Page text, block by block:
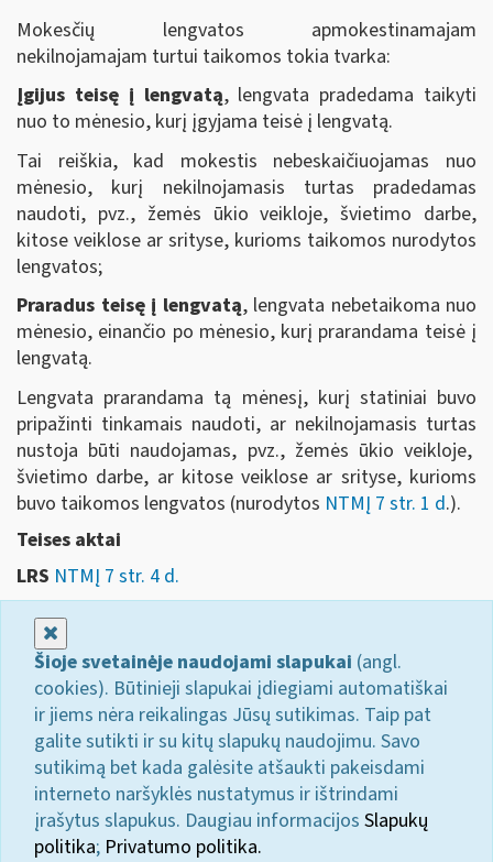
Mokesčių lengvatos apmokestinamajam
nekilnojamajam turtui taikomos tokia tvarka:
Įgijus teisę į lengvatą, lengvata pradedama taikyti
nuo to mėnesio, kurį įgyjama teisė į lengvatą.
Tai reiškia, kad mokestis nebeskaičiuojamas nuo
mėnesio, kurį nekilnojamasis turtas pradedamas
naudoti, pvz., žemės ūkio veikloje, švietimo darbe,
kitose veiklose ar srityse, kurioms taikomos nurodytos
lengvatos;
Praradus teisę į lengvatą, lengvata nebetaikoma nuo
mėnesio, einančio po mėnesio, kurį prarandama teisė į
lengvatą.
Lengvata prarandama tą mėnesį, kurį statiniai buvo
pripažinti tinkamais naudoti, ar nekilnojamasis turtas
nustoja būti naudojamas, pvz., žemės ūkio veikloje,
švietimo darbe, ar kitose veiklose ar srityse, kurioms
buvo taikomos lengvatos (nurodytos NTMĮ 7 str. 1 d.).
Teises aktai
LRS NTMĮ 7 str. 4 d.
Šioje svetainėje naudojami slapukai (angl.
cookies). Būtinieji slapukai įdiegiami automatiškai
ir jiems nėra reikalingas Jūsų sutikimas. Taip pat
galite sutikti ir su kitų slapukų naudojimu. Savo
sutikimą bet kada galėsite atšaukti pakeisdami
interneto naršyklės nustatymus ir ištrindami
įrašytus slapukus. Daugiau informacijos Slapukų
politika; Privatumo politika.